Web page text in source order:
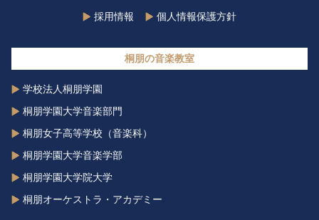
採用情報 個人情報保護方針
桐朋の音楽教室
学校法人桐朋学園
桐朋学園大学音楽部門
桐朋女子高等学校（音楽科）
桐朋学園大学音楽学部
桐朋学園大学院大学
桐朋オーケストラ・アカデミー